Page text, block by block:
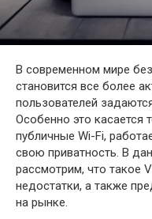
В современном мире
становится все более
пользователей
Особенно это касается
публичные Wi-Fi,
свою приватность. В
рассмотрим, что такое
недостатки, а также
на рынке.